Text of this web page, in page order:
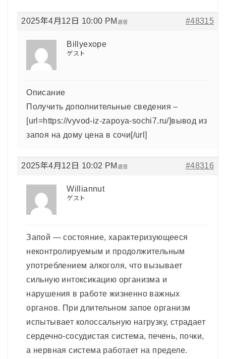
2025年4月12日 10:00 PM #48315
返信
Billyexope
ゲスト
Описание
Получить дополнительные сведения –
[url=https://vyvod-iz-zapoya-sochi7.ru/]вывод из
запоя на дому цена в сочи[/url]
2025年4月12日 10:02 PM #48316
返信
Williannut
ゲスト
Запой — состояние, характеризующееся
неконтролируемым и продолжительным
употреблением алкоголя, что вызывает
сильную интоксикацию организма и
нарушения в работе жизненно важных
органов. При длительном запое организм
испытывает колоссальную нагрузку, страдает
сердечно-сосудистая система, печень, почки,
а нервная система работает на пределе.